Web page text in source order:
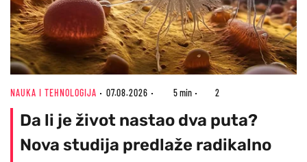
NAUKA I TEHNOLOGIJA 07.08.2026 5 min 2
Da li je život nastao dva puta?
Nova studija predlaže radikalno